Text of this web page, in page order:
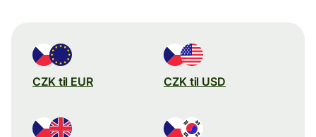
CZK til EUR CZK til USD